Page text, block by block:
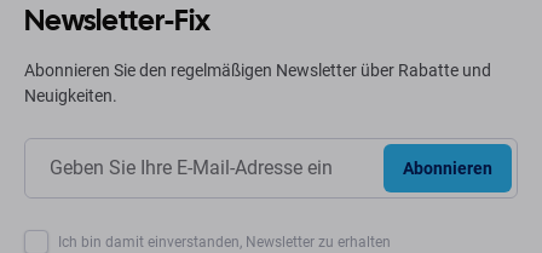
Newsletter-Fix
Abonnieren Sie den regelmäßigen Newsletter über Rabatte und
Neuigkeiten.
Abonnieren
Ich bin damit einverstanden, Newsletter zu erhalten